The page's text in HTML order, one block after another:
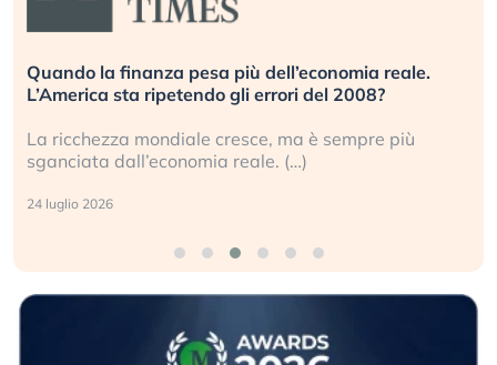
Quando la finanza pesa più dell’economia reale.
L’America sta ripetendo gli errori del 2008?
La ricchezza mondiale cresce, ma è sempre più
sganciata dall’economia reale. (…)
24 luglio 2026